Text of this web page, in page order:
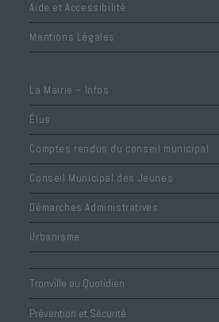
Aide et Accessibilité
Mentions Légales
La Mairie – Infos
Élus
Comptes rendus du conseil municipal
Conseil Municipal des Jeunes
Démarches Administratives
Urbanisme
Tronville au Quotidien
Prévention et Sécurité